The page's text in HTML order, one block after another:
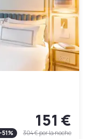
151 €
-51% 304 €por la noche